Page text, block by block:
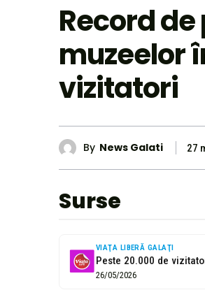
Record
muzeelor
vizitatori
By News Galati 27
Surse
VIAŢA LIBERĂ GALAŢI
26/05/2026